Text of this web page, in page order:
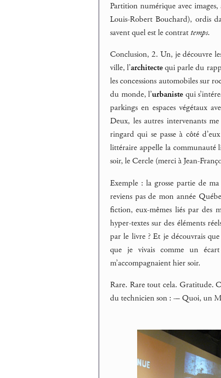
Partition numérique avec
Louis-Robert Bouchard), ordis
savent quel est le contrat temps.
Conclusion, 2. Un, je découvre
ville, l’architectequi parle du
les concessions automobiles sur
du monde, l’urbaniste qui
parkings en espaces végétaux
Deux, les autres intervenants
ringard qui se passe à côté
littéraire appelle la communauté
soir, le Cercle (merci à Jean-
Exemple : la grosse partie de
reviens pas de mon année
fiction, eux-mêmes liés par des
hyper-textes sur des éléments
par le livre ? Et je découvrais
que je vivais comme un
m’accompagnaient hier soir.
Rare. Rare tout cela. Gratitude.
du technicien son : -– Quoi, un